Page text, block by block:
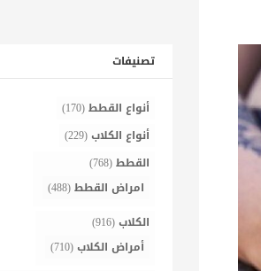
تصنيفات
أنواع القطط(170)
أنواع الكلاب(229)
القطط(768)
امراض القطط(488)
الكلاب(916)
أمراض الكلاب(710)